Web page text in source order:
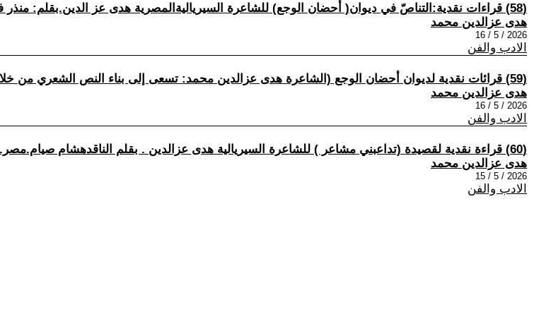
(58) قراءات نقدية:التناصّ في ديوان( أحضان الوجع) للشاعرة السيرياليةالمصرية هدى عز الدين.بقلم: منذر فالح الغزالي.
هدى عزالدين محمد
2026 / 5 / 16
الادب والفن
(59) قرائات نقدية لديوان أحضان الوجع (الشاعرة هدى عزالدين محمد: تسعى إلى بناء النص الشعري من خلال تموجات ذاتها الشعرية) بقلم أاحمد البياتي.
هدى عزالدين محمد
2026 / 5 / 16
الادب والفن
(60) قراءة نقدية لقصيدة (تداعبني مشاعر ) للشاعرة السيريالية هدى عزالدين . بقلم الناقدهشام صيام.مصر.
هدى عزالدين محمد
2026 / 5 / 15
الادب والفن